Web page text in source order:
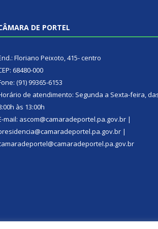
DE PORTEL
Floriano Peixoto, 415- centro
68480-000
(91) 99365-6153
de atendimento: Segunda a Sexta-feira,
às 13:00h
mail: ascom@camaradeportel.pa.gov.br |
|